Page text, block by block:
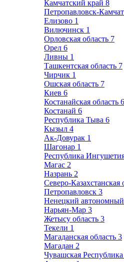
Камчатский край 8
Петропавловск-
Елизово 1
Вилючинск 1
Орловская область 7
Орел 6
Ливны 1
Ташкентская область 7
Чирчик 1
Ошская область 7
Киев 6
Костанайская область 6
Костанай 6
Республика Тыва 6
Кызыл 4
Ак-Довурак 1
Шагонар 1
Республика
Магас 2
Назрань 2
Северо-Казахстанская
Петропавловск 3
Ненецкий
Нарьян-Мар 3
Жетысу область 3
Текели 1
Магаданская область 3
Магадан 2
Чувашская Республика